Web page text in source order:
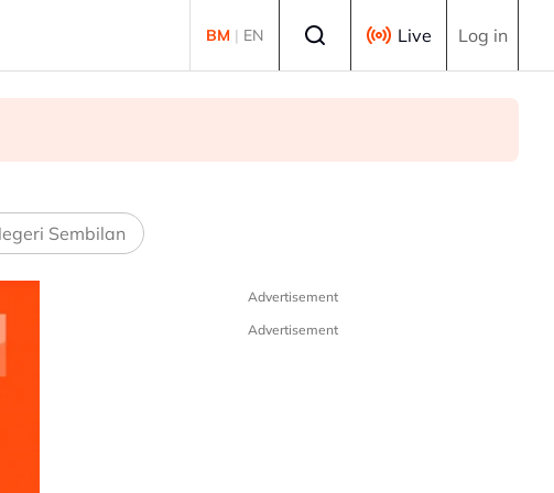
BM | EN Live Log in
Sembilan
Advertisement
Advertisement